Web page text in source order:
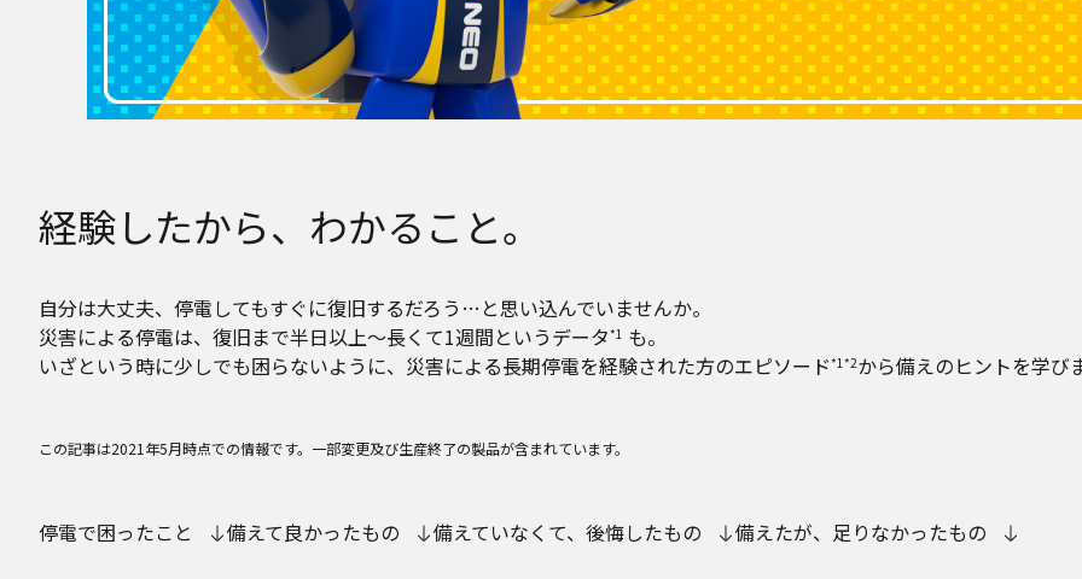
経験したから、わかること。
自分は大丈夫、停電してもすぐに復旧するだろう…と思い込んでいませんか。
災害による停電は、復旧まで半日以上～長くて1週間というデータ*1 も。
いざという時に少しでも困らないように、災害による長期停電を経験された方のエピソード*1*2から備えのヒントを学び
この記事は2021年5月時点での情報です。一部変更及び生産終了の製品が含まれています。
停電で困ったこと 備えて良かったもの 備えていなくて、後悔したもの 備えたが、足りなかったもの